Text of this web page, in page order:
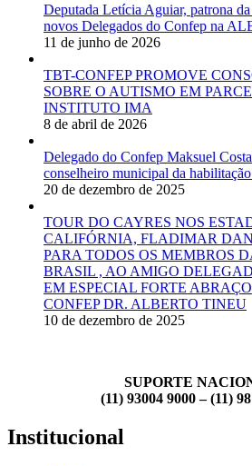
Deputada Letícia Aguiar, patrona
novos Delegados do Confep na
11 de junho de 2026
TBT-CONFEP PROMOVE
SOBRE O AUTISMO EM
INSTITUTO IMA
8 de abril de 2026
Delegado do Confep Maksuel
conselheiro municipal da
20 de dezembro de 2025
TOUR DO CAYRES NOS
CALIFÓRNIA, FLADIMAR
PARA TODOS OS MEMBROS
BRASIL , AO AMIGO
EM ESPECIAL FORTE
CONFEP DR. ALBERTO TINEU
10 de dezembro de 2025
SUPORTE
(11) 93004 9000 – (11)
Institucional